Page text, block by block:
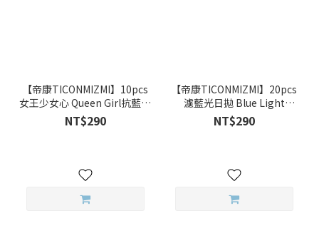
【帝康TICONMIZMI】10pcs
女王少女心 Queen Girl抗藍光
彩色日拋
NT$290
【帝康TICONMIZMI】20pcs
濾藍光日拋 Blue Light
Cut(二十片裝)抗藍光透明日
拋
NT$290